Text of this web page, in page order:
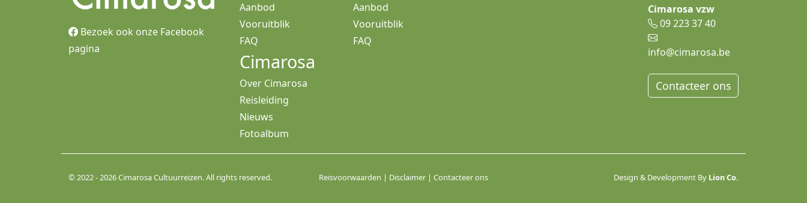
Bezoek ook onze Facebook
pagina
Aanbod
Vooruitblik
FAQ
Aanbod
Vooruitblik
FAQ
Cimarosa
Over Cimarosa
Reisleiding
Nieuws
Fotoalbum
Cimarosa vzw
09 223 37 40
info@cimarosa.be
Contacteer ons
© 2022 - 2026 Cimarosa Cultuurreizen. All rights reserved. Reisvoorwaarden | Disclaimer | Contacteer ons Design & Development By Lion Co.